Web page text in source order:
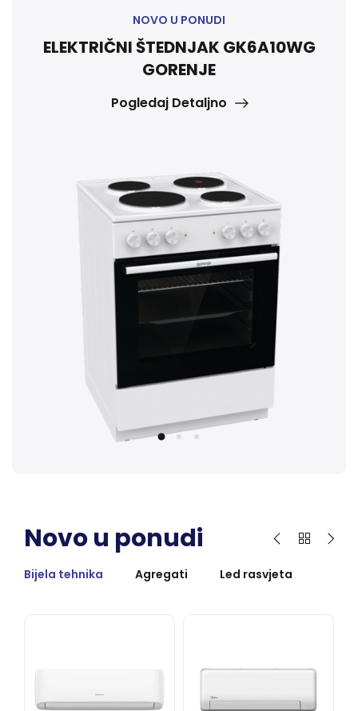
NOVO U PONUDI
KARCHER USISIVAČ WD 2 PLUS V-12/4/18
Pogledaj Detaljno
Novo u ponudi
Bijela tehnika Agregati Led rasvjeta